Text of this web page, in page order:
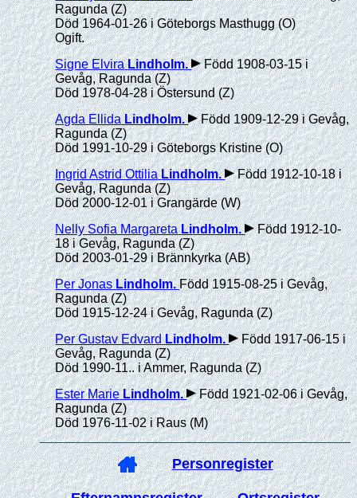
Ragunda (Z)
Död 1964-01-26 i Göteborgs Masthugg (O)
Ogift.
Signe Elvira Lindholm.
Född 1908-03-15 i
Gevåg, Ragunda (Z)
Död 1978-04-28 i Östersund (Z)
Agda Ellida Lindholm.
Född 1909-12-29 i Gevåg,
Ragunda (Z)
Död 1991-10-29 i Göteborgs Kristine (O)
Ingrid Astrid Ottilia Lindholm.
Född 1912-10-18 i
Gevåg, Ragunda (Z)
Död 2000-12-01 i Grangärde (W)
Nelly Sofia Margareta Lindholm.
Född 1912-10-
18 i Gevåg, Ragunda (Z)
Död 2003-01-29 i Brännkyrka (AB)
Per Jonas Lindholm.Född 1915-08-25 i Gevåg,
Ragunda (Z)
Död 1915-12-24 i Gevåg, Ragunda (Z)
Per Gustav Edvard Lindholm.
Född 1917-06-15 i
Gevåg, Ragunda (Z)
Död 1990-11.. i Ammer, Ragunda (Z)
Ester Marie Lindholm.
Född 1921-02-06 i Gevåg,
Ragunda (Z)
Död 1976-11-02 i Raus (M)
Personregister